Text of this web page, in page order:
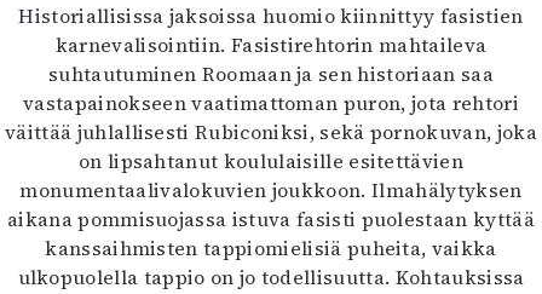
Historiallisissa jaksoissa huomio kiinnittyy fasistien
karnevalisointiin. Fasistirehtorin mahtaileva
suhtautuminen Roomaan ja sen historiaan saa
vastapainokseen vaatimattoman puron, jota rehtori
väittää juhlallisesti Rubiconiksi, sekä pornokuvan, joka
on lipsahtanut koululaisille esitettävien
monumentaalivalokuvien joukkoon. Ilmahälytyksen
aikana pommisuojassa istuva fasisti puolestaan kyttää
kanssaihmisten tappiomielisiä puheita, vaikka
ulkopuolella tappio on jo todellisuutta. Kohtauksissa